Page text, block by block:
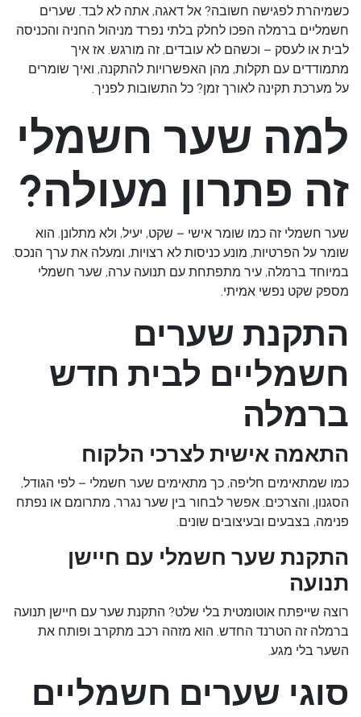
כשמיהרת לפגישה חשובה? אל דאגה, אתה לא לבד. שערים
חשמליים ברמלה הפכו לחלק בלתי נפרד מניהול החניה והכניסה
לבית או לעסק – וכשהם לא עובדים, זה מורגש. אז איך
מתמודדים עם תקלות, מהן האפשרויות להתקנה, ואיך שומרים
על מערכת תקינה לאורך זמן? כל התשובות לפניך.
למה שער חשמלי
זה פתרון מעולה?
שער חשמלי זה כמו שומר אישי – שקט, יעיל, ולא מתלונן. הוא
שומר על הפרטיות, מונע כניסות לא רצויות, ומעלה את ערך הנכס.
במיוחד ברמלה, עיר מתפתחת עם תנועה ערה, שער חשמלי
מספק שקט נפשי אמיתי.
התקנת שערים
חשמליים לבית חדש
ברמלה
התאמה אישית לצרכי הלקוח
כמו שמתאימים חליפה, כך מתאימים שער חשמלי – לפי הגודל,
הסגנון, והצרכים. אפשר לבחור בין שער נגרר, מתרומם או נפתח
פנימה, בצבעים ובעיצובים שונים.
התקנת שער חשמלי עם חיישן
תנועה
רוצה שייפתח אוטומטית בלי שלט? התקנת שער עם חיישן תנועה
ברמלה זה הטרנד החדש. הוא מזהה רכב מתקרב ופותח את
השער בלי מגע.
סוגי שערים חשמליים